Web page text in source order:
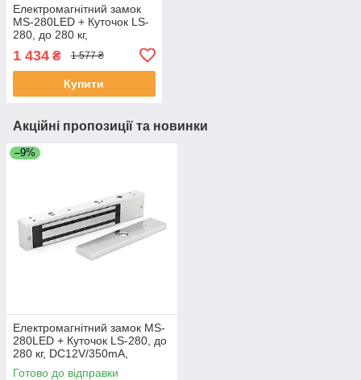
Електромагнітний замок
MS-280LED + Куточок LS-
280, до 280 кг,
DC12V/350mA, 250х47х25
мм ЕКОБОКС
1 434 ₴ 1 577 ₴
Купити
Акційні пропозиції та новинки
–9%
Електромагнітний замок MS-
280LED + Куточок LS-280, до
280 кг, DC12V/350mA,
250х47х25 мм ЕКОБОКС
Готово до відправки